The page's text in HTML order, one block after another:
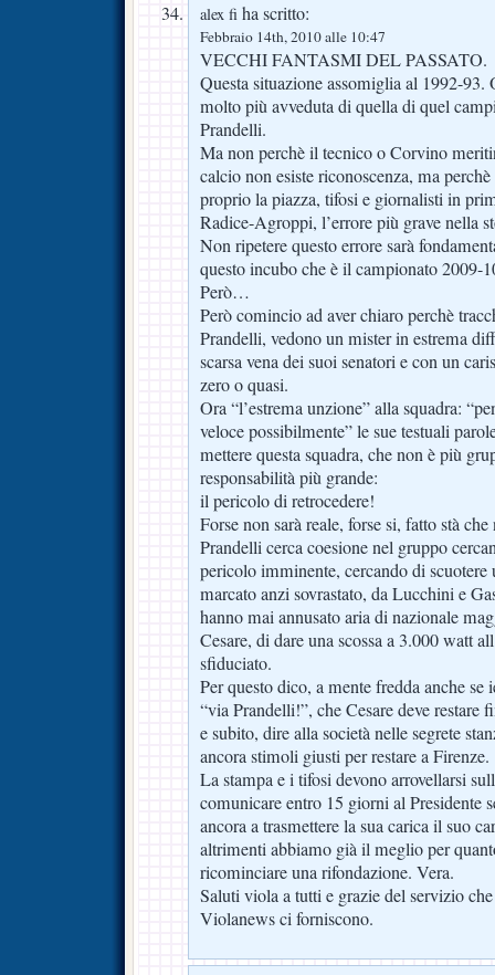
alex fi ha scritto:
Febbraio 14th, 2010 alle 10:47
VECCHI FANTASMI DEL PASSATO.
Questa situazione assomiglia al 1992-93.
molto più avveduta di quella di quel
Prandelli.
Ma non perchè il tecnico o Corvino
calcio non esiste riconoscenza, ma
proprio la piazza, tifosi e giornalisti in
Radice-Agroppi, l’errore più grave nella
Non ripetere questo errore sarà
questo incubo che è il campionato 2009-
Però…
Però comincio ad aver chiaro perchè
Prandelli, vedono un mister in estrema
scarsa vena dei suoi senatori e con un
zero o quasi.
Ora “l’estrema unzione” alla squadra:
veloce possibilmente” le sue testuali
mettere questa squadra, che non è più
responsabilità più grande:
il pericolo di retrocedere!
Forse non sarà reale, forse si, fatto stà
Prandelli cerca coesione nel gruppo
pericolo imminente, cercando di scuotere
marcato anzi sovrastato, da Lucchini e
hanno mai annusato aria di nazionale
Cesare, di dare una scossa a 3.000 watt
sfiduciato.
Per questo dico, a mente fredda anche
“via Prandelli!”, che Cesare deve restare
e subito, dire alla società nelle segrete
ancora stimoli giusti per restare a Firenze.
La stampa e i tifosi devono arrovellarsi
comunicare entro 15 giorni al Presidente
ancora a trasmettere la sua carica il suo
altrimenti abbiamo già il meglio per
ricominciare una rifondazione. Vera.
Saluti viola a tutti e grazie del servizio
Violanews ci forniscono.